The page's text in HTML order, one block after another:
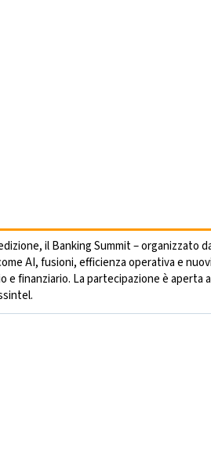
il Banking Summit – organizzato
AI, fusioni, efficienza operativa e
finanziario. La partecipazione è aperta